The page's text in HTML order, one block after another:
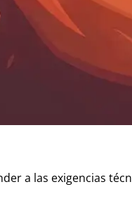
a las exigencias